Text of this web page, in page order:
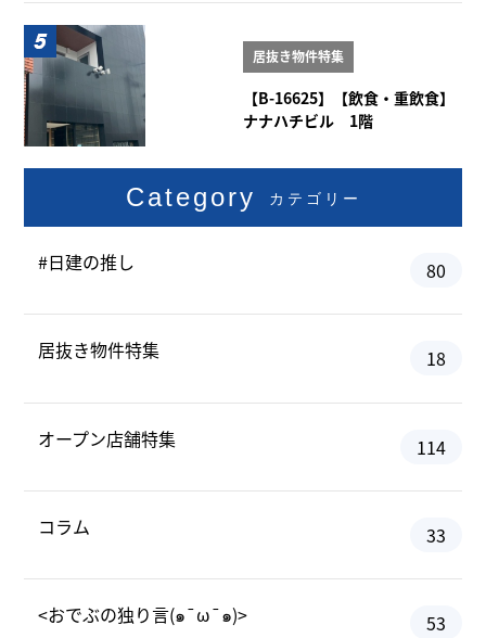
居抜き物件特集
【B-16625】【飲食・重飲食】
ナナハチビル 1階
Category カテゴリー
#日建の推し 80
居抜き物件特集 18
オープン店舗特集 114
コラム 33
<おでぶの独り言(๑¯ω¯๑)> 53